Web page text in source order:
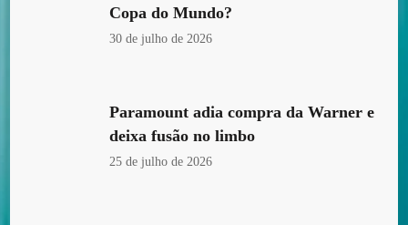
Copa do Mundo?
30 de julho de 2026
Paramount adia compra da Warner e
deixa fusão no limbo
25 de julho de 2026